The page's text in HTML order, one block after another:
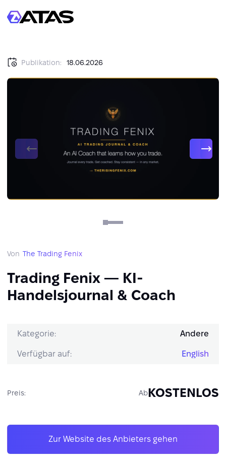
Publikation: 18.06.2026
Von The Trading Fenix
Trading Fenix — KI-
Handelsjournal & Coach
Kategorie: Andere
Verfügbar auf: English
Preis: AbKOSTENLOS
Zur Website des Anbieters gehen